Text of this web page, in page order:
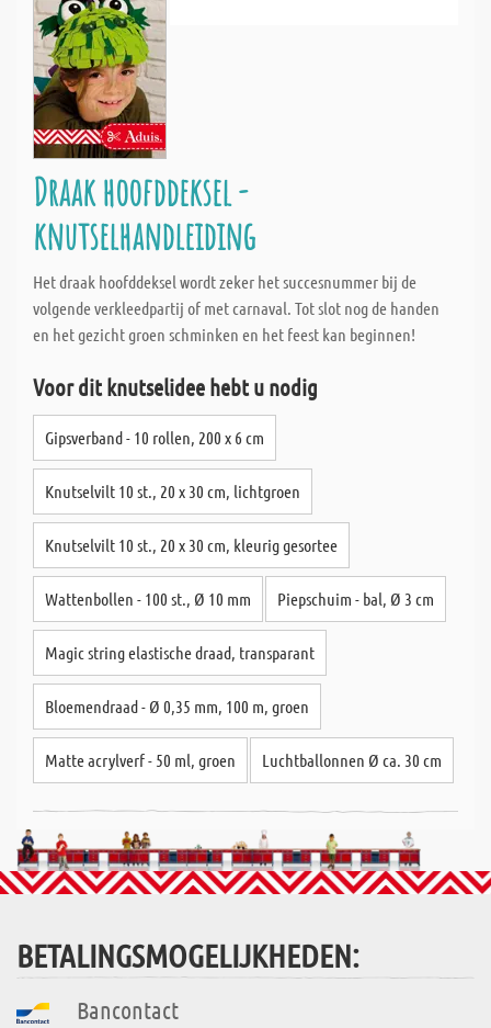
Draak hoofddeksel -
knutselhandleiding
Het draak hoofddeksel wordt zeker het succesnummer bij de
volgende verkleedpartij of met carnaval. Tot slot nog de handen
en het gezicht groen schminken en het feest kan beginnen!
Voor dit knutselidee hebt u nodig
Gipsverband - 10 rollen, 200 x 6 cm
Knutselvilt 10 st., 20 x 30 cm, lichtgroen
Knutselvilt 10 st., 20 x 30 cm, kleurig gesortee
Wattenbollen - 100 st., Ø 10 mm Piepschuim - bal, Ø 3 cm
Magic string elastische draad, transparant
Bloemendraad - Ø 0,35 mm, 100 m, groen
Matte acrylverf - 50 ml, groen Luchtballonnen Ø ca. 30 cm
BETALINGSMOGELIJKHEDEN:
Bancontact